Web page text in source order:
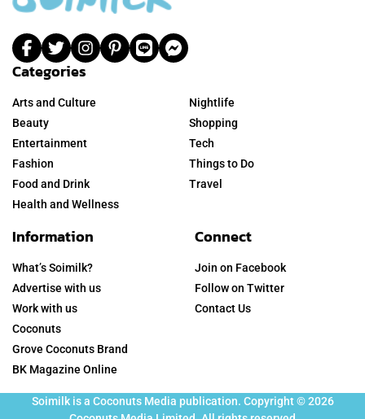
Categories
Arts and Culture
Beauty
Entertainment
Fashion
Food and Drink
Health and Wellness
Nightlife
Shopping
Tech
Things to Do
Travel
Information
What’s Soimilk?
Advertise with us
Work with us
Coconuts
Grove Coconuts Brand
BK Magazine Online
Connect
Join on Facebook
Follow on Twitter
Contact Us
Soimilk is a Coconuts Media publication. Copyright © 2026